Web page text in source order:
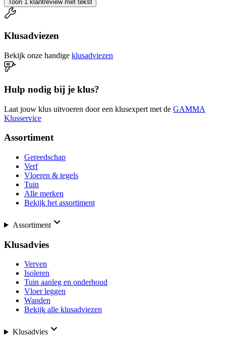
Toon 1 klantreview met tekst
Klusadviezen
Bekijk onze handige klusadviezen
Hulp nodig bij je klus?
Laat jouw klus uitvoeren door een klusexpert met de GAMMA
Klusservice
Assortiment
Gereedschap
Verf
Vloeren & tegels
Tuin
Alle merken
Bekijk het assortiment
Assortiment
Klusadvies
Verven
Isoleren
Tuin aanleg en onderhoud
Vloer leggen
Wanden
Bekijk alle klusadviezen
Klusadvies